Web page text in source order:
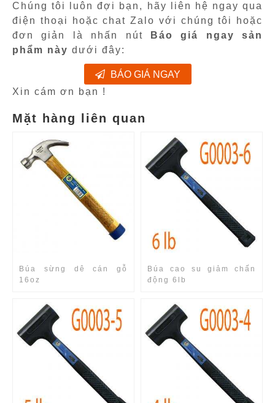
Chúng tôi luôn đợi bạn, hãy liên hệ ngay qua
điện thoại hoặc chat Zalo với chúng tôi hoặc
đơn giản là nhấn nút
Báo giá ngay sản
phẩm này dưới đây:
BÁO GIÁ NGAY
Xin cám ơn bạn !
Mặt hàng liên quan
Búa sừng dê cán gỗ
16oz
Búa cao su giảm chấn
động 6lb